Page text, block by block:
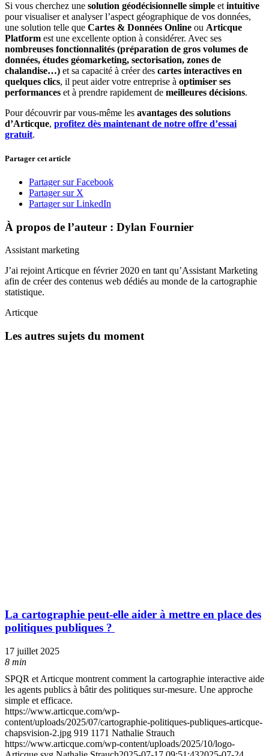
Si vous cherchez une solution géodécisionnelle simple etintuitive
pour visualiser et analyser l’aspect géographique de vos données,
une solution telle que Cartes & Données Online ou Articque
Platform est une excellente option à considérer. Avec ses
nombreuses fonctionnalités (préparation de gros volumes de
données, études géomarketing, sectorisation, zones de
chalandise…) et sa capacité à créer des cartes interactives en
quelques clics, il peut aider votre entreprise à optimiser ses
performances et à prendre rapidement de meilleures décisions.
Pour découvrir par vous-même les avantages des solutions
d’Articque, profitez dès maintenant de notre offre d’essai
gratuit.
Partager cet article
Partager sur Facebook
Partager sur X
Partager sur LinkedIn
À propos de l’auteur : Dylan Fournier
Assistant marketing
J’ai rejoint Articque en février 2020 en tant qu’Assistant Marketing
afin de créer des contenus web dédiés au monde de la cartographie
statistique.
Articque
Les autres sujets du moment
La cartographie peut-elle aider à mettre en place des
politiques publiques ?
17 juillet 2025
8 min
SPQR et Articque montrent comment la cartographie interactive aide
les agents publics à bâtir des politiques sur-mesure. Une approche
simple et efficace.
https://www.articque.com/wp-
content/uploads/2025/07/cartographie-politiques-publiques-articque-
chapsvision-2.jpg 919 1171 Nathalie Strauch
https://www.articque.com/wp-content/uploads/2025/10/logo-